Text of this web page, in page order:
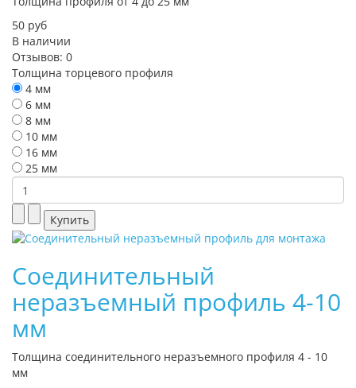
50 руб
В наличии
Отзывов: 0
Толщина торцевого профиля
4 мм
6 мм
8 мм
10 мм
16 мм
25 мм
Соединительный
неразъемный профиль 4-10
мм
Толщина соединительного неразъемного профиля 4 - 10
мм